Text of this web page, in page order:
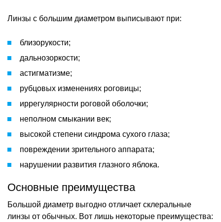
Линзы с большим диаметром выписывают при:
близорукости;
дальнозоркости;
астигматизме;
рубцовых изменениях роговицы;
иррегулярности роговой оболочки;
неполном смыкании век;
высокой степени синдрома сухого глаза;
повреждении зрительного аппарата;
нарушении развития глазного яблока.
Основные преимущества
Большой диаметр выгодно отличает склеральные
линзы от обычных. Вот лишь некоторые преимущества: